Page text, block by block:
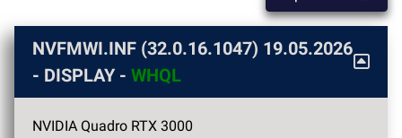
NVFMWI.INF (32.0.16.1047) 19.05.2026
- DISPLAY - WHQL
NVIDIA Quadro RTX 3000